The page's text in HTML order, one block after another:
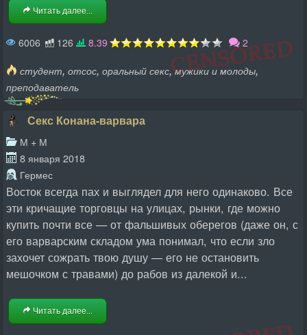
Читать далее...
6006 126 8.39 2
студент, отсос, оральный секс,мужики и молоды,
преподаватель
Секс Конана-варвара
М + М
8 января 2018
Гермес
Восток всегда пах и выглядел для него одинаково. Все
эти кричащие торговцы на улицах, рынки, где можно
купить почти все — от фальшивых оберегов (даже он, с
его варварским складом ума понимал, что если зло
захочет сожрать твою душу — его не остановить
мешочком с травами) до рабов из далекой и...
Читать далее...